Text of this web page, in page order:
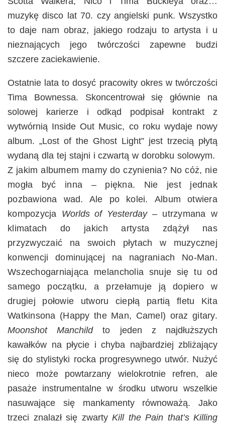
muzykę disco lat 70. czy angielski punk. Wszystko
to daje nam obraz, jakiego rodzaju to artysta i u
nieznających jego twórczości zapewne budzi
szczere zaciekawienie.
Ostatnie lata to dosyć pracowity okres w twórczości
Tima Bownessa. Skoncentrował się głównie na
solowej karierze i odkąd podpisał kontrakt z
wytwórnią Inside Out Music, co roku wydaje nowy
album. „Lost of the Ghost Light” jest trzecią płytą
wydaną dla tej stajni i czwartą w dorobku solowym.
Z jakim albumem mamy do czynienia? No cóż, nie
mogła być inna – piękna. Nie jest jednak
pozbawiona wad. Ale po kolei. Album otwiera
kompozycja Worlds of Yesterday– utrzymana w
klimatach do jakich artysta zdążył nas
przyzwyczaić na swoich płytach w muzycznej
konwencji dominującej na nagraniach No-Man.
Wszechogarniająca melancholia snuje się tu od
samego początku, a przełamuje ją dopiero w
drugiej połowie utworu ciepłą partią fletu Kita
Watkinsona (Happy the Man, Camel) oraz gitary.
Moonshot Manchildto jeden z najdłuższych
kawałków na płycie i chyba najbardziej zbliżający
się do stylistyki rocka progresywnego utwór. Nużyć
nieco może powtarzany wielokrotnie refren, ale
pasaże instrumentalne w środku utworu wszelkie
nasuwające się mankamenty równoważą. Jako
trzeci znalazł się zwarty Kill the Pain that’s Killing